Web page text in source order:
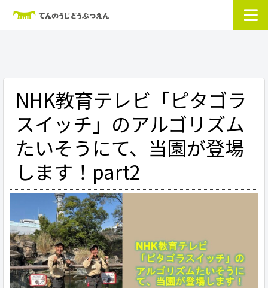
NHK教育テレビ「ピタゴラ
スイッチ」のアルゴリズム
たいそうにて、当園が登場
します！part2